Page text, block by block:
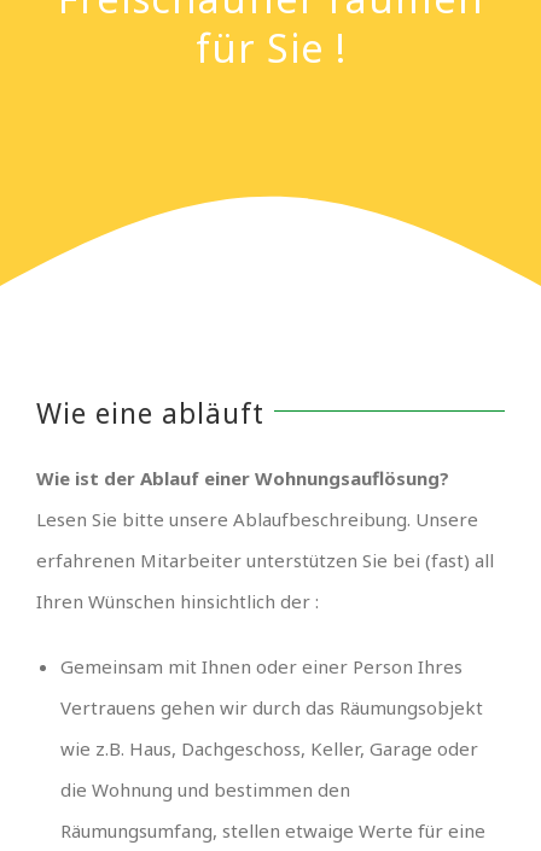
für Sie !
Wie eine abläuft
Wie ist der Ablauf einer Wohnungsauflösung?
Lesen Sie bitte unsere Ablaufbeschreibung. Unsere
erfahrenen Mitarbeiter unterstützen Sie bei (fast) all
Ihren Wünschen hinsichtlich der :
Gemeinsam mit Ihnen oder einer Person Ihres
Vertrauens gehen wir durch das Räumungsobjekt
wie z.B. Haus, Dachgeschoss, Keller, Garage oder
die Wohnung und bestimmen den
Räumungsumfang, stellen etwaige Werte für eine